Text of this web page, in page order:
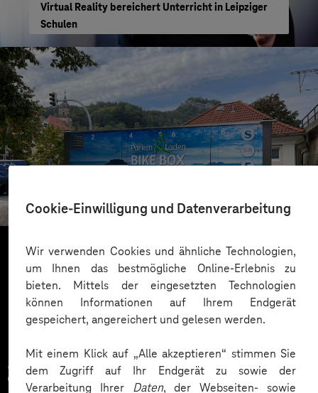
Cookie-Einwilligung und Datenverarbeitung
Wir verwenden Cookies und ähnliche Technologien,
um Ihnen das bestmögliche Online-Erlebnis zu
bieten. Mittels der eingesetzten Technologien
können Informationen auf Ihrem Endgerät
gespeichert, angereichert und gelesen werden.
Mit einem Klick auf „Alle akzeptieren“ stimmen Sie
dem Zugriff auf Ihr Endgerät zu sowie der
Verarbeitung Ihrer Daten, der Webseiten- sowie
Virtual Reality bereichert Unterricht in Leipziger
Schulen
Schlüssel-App für diebstahlsichere Fahrradbox
Mehr laden
Zahlreiche Unternehmen